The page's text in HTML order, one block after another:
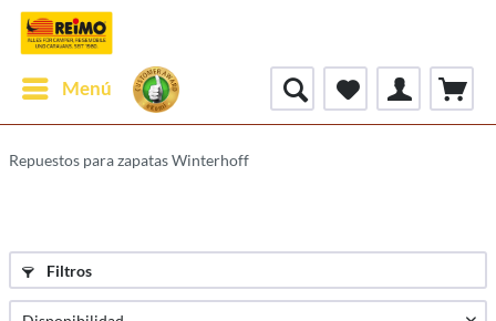
Menú
Repuestos para zapatas Winterhoff
Filtros